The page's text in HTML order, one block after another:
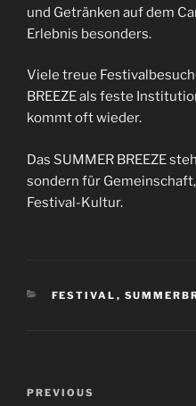
und Getränken auf dem
Erlebnis besonders.
Viele treue
BREEZE als feste
kommt oft wieder.
Das SUMMER BREEZE
sondern für
Festival-Kultur.
CATEGORIES
FESTIVAL ,
Previous
PREVIOUS